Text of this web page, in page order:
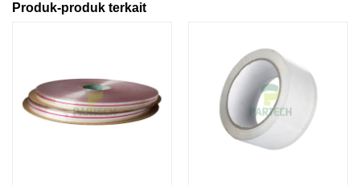
Produk-produk terkait